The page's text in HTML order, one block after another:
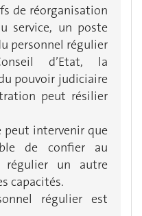
de réorganisation
service, un poste
personnel régulier
d’Etat, la
pouvoir judiciaire
peut résilier
intervenir que
de confier au
régulier un autre
capacités.
régulier est